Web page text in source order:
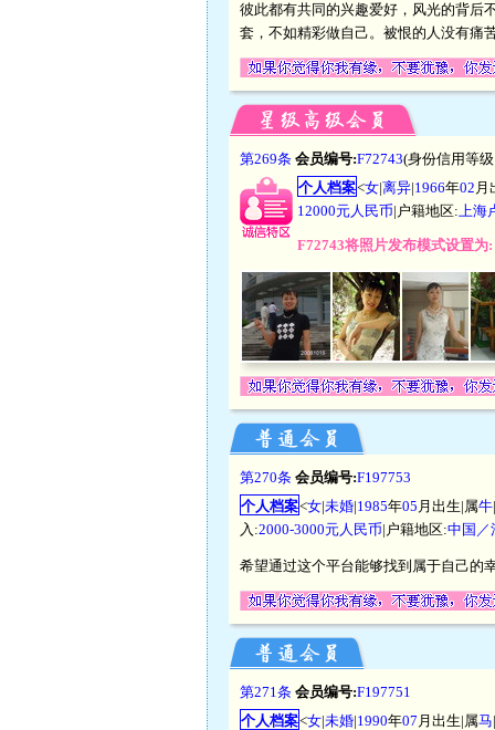
彼此都有共同的兴趣爱好，风光的背后
套，不如精彩做自己。被恨的人没有
第269条 会员编号:F72743(身份信用等
个人档案<女|离异|1966年02 月
12000元人民币|户籍地区: 上海
F72743将照片发布模式设置
第270条 会员编号:F197753
个人档案<女|未婚|1985年05 月出生|属牛|
入:2000-3000元人民币|户籍地区:中国／
希望通过这个平台能够找到属于自己
第271条 会员编号:F197751
个人档案<女|未婚|1990年07 月出生|属马|